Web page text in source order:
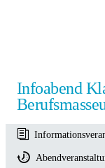
Infoabend